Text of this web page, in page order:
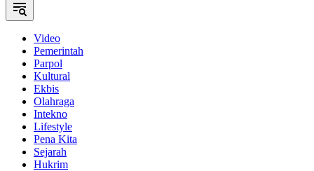
Video
Pemerintah
Parpol
Kultural
Ekbis
Olahraga
Intekno
Lifestyle
Pena Kita
Sejarah
Hukrim